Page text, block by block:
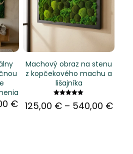
€Price
range:
Machový obraz na stenu
z kopčekového machu a
lišajníka
5.00
125,00 € – 540,00 €